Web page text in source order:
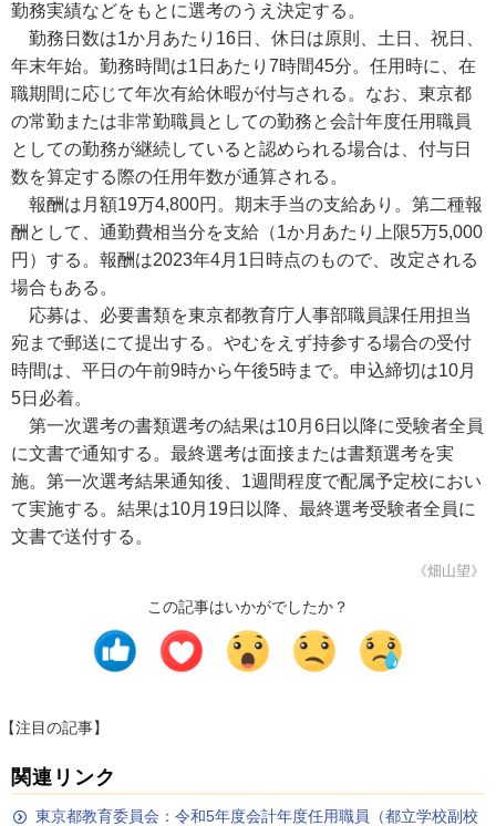
勤務実績などをもとに選考のうえ決定する。
勤務日数は1か月あたり16日、休日は原則、土日、祝日、
年末年始。勤務時間は1日あたり7時間45分。任用時に、在
職期間に応じて年次有給休暇が付与される。なお、東京都
の常勤または非常勤職員としての勤務と会計年度任用職員
としての勤務が継続していると認められる場合は、付与日
数を算定する際の任用年数が通算される。
報酬は月額19万4,800円。期末手当の支給あり。第二種報
酬として、通勤費相当分を支給（1か月あたり上限5万5,000
円）する。報酬は2023年4月1日時点のもので、改定される
場合もある。
応募は、必要書類を東京都教育庁人事部職員課任用担当
宛まで郵送にて提出する。やむをえず持参する場合の受付
時間は、平日の午前9時から午後5時まで。申込締切は10月
5日必着。
第一次選考の書類選考の結果は10月6日以降に受験者全員
に文書で通知する。最終選考は面接または書類選考を実
施。第一次選考結果通知後、1週間程度で配属予定校におい
て実施する。結果は10月19日以降、最終選考受験者全員に
文書で送付する。
《畑山望》
この記事はいかがでしたか？
【注目の記事】
関連リンク
東京都教育委員会：令和5年度会計年度任用職員（都立学校副校